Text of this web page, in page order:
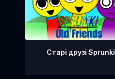
Старі друзі Sprunki